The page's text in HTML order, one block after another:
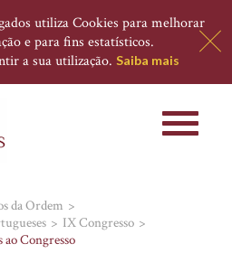
utiliza Cookies para melhorar
e para fins estatísticos.
a sua utilização. Saiba mais
Toggle
da Ordem
IX Congresso
ao Congresso